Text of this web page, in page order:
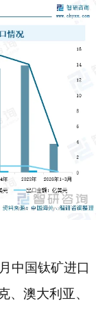
中国钛矿进口
澳大利亚、